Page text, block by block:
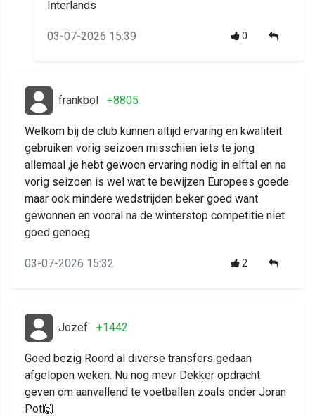
Interlands
03-07-2026 15:39 0
frankbol +8805
Welkom bij de club kunnen altijd ervaring en kwaliteit
gebruiken vorig seizoen misschien iets te jong
allemaal ,je hebt gewoon ervaring nodig in elftal en na
vorig seizoen is wel wat te bewijzen Europees goede
maar ook mindere wedstrijden beker goed want
gewonnen en vooral na de winterstop competitie niet
goed genoeg
03-07-2026 15:32 2
Jozef +1442
Goed bezig Roord al diverse transfers gedaan
afgelopen weken. Nu nog mevr Dekker opdracht
geven om aanvallend te voetballen zoals onder Joran
Pot🙌